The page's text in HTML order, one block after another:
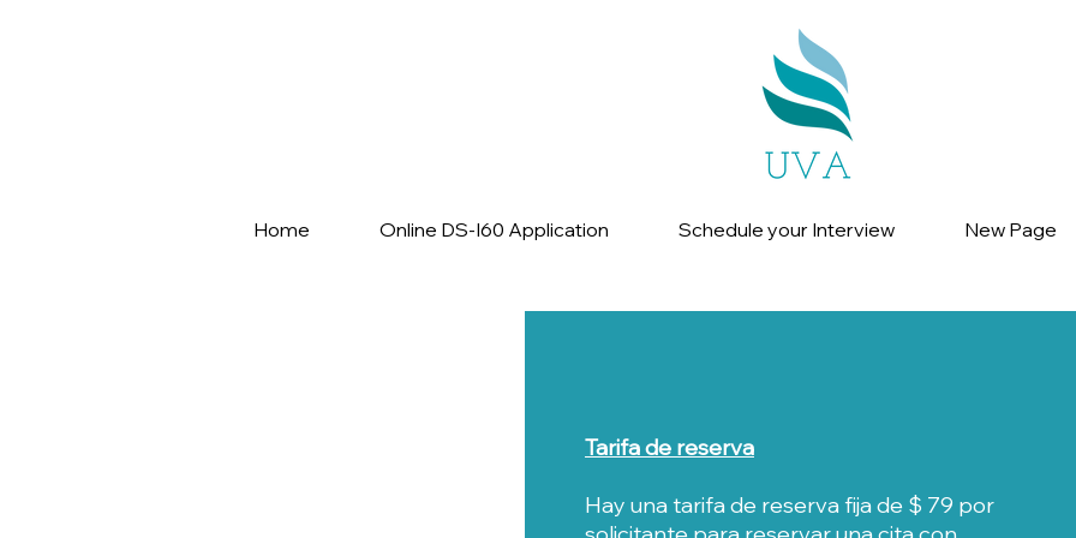
Home Online DS-I60 Application Schedule your Interview New Page
Tarifa de reserva
Hay una tarifa de reserva fija de $ 79 por